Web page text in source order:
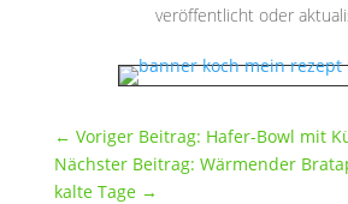
veröffentlicht oder
← Voriger Beitrag: Hafer-Bowl mit
Nächster Beitrag: Wärmender
kalte Tage→